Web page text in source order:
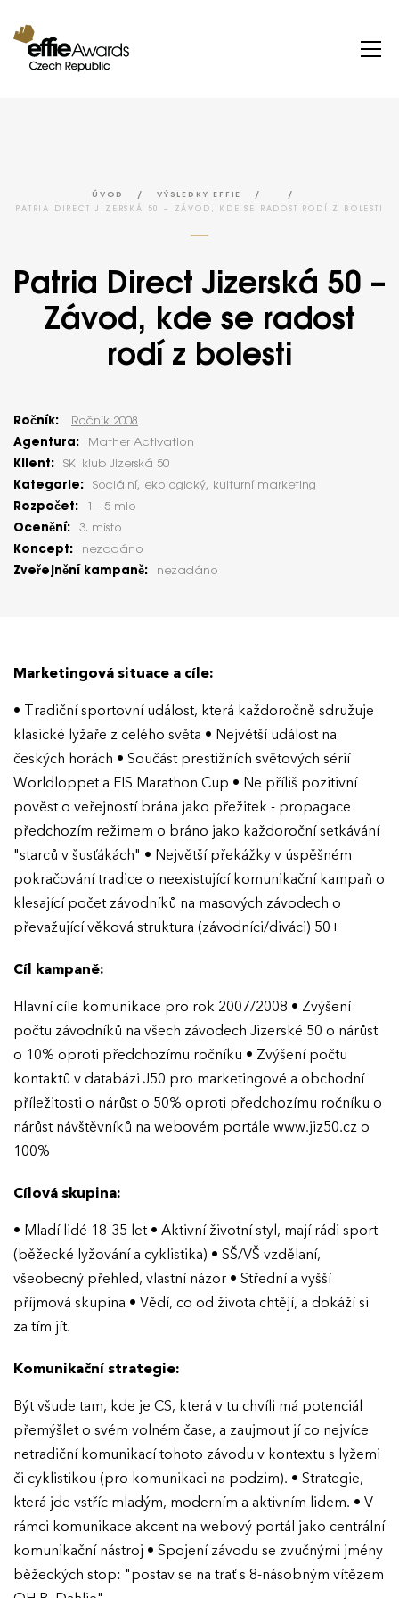
ÚVOD / VÝSLEDKY EFFIE / /
PATRIA DIRECT JIZERSKÁ 50 – ZÁVOD, KDE SE RADOST RODÍ Z BOLESTI
Patria Direct Jizerská 50 –
Závod, kde se radost
rodí z bolesti
Ročník: Ročník 2008
Agentura: Mather Activation
Klient: SKI klub Jizerská 50
Kategorie: Sociální, ekologický, kulturní marketing
Rozpočet: 1 - 5 mio
Ocenění: 3. místo
Koncept: nezadáno
Zveřejnění kampaně: nezadáno
Marketingová situace a cíle:
• Tradiční sportovní událost, která každoročně sdružuje
klasické lyžaře z celého světa • Největší událost na
českých horách • Součást prestižních světových sérií
Worldloppet a FIS Marathon Cup • Ne příliš pozitivní
pověst o veřejností brána jako přežitek - propagace
předchozím režimem o bráno jako každoroční setkávání
"starců v šusťákách" • Největší překážky v úspěšném
pokračování tradice o neexistující komunikační kampaň o
klesající počet závodníků na masových závodech o
převažující věková struktura (závodníci/diváci) 50+
Cíl kampaně:
Hlavní cíle komunikace pro rok 2007/2008 • Zvýšení
počtu závodníků na všech závodech Jizerské 50 o nárůst
o 10% oproti předchozímu ročníku • Zvýšení počtu
kontaktů v databázi J50 pro marketingové a obchodní
příležitosti o nárůst o 50% oproti předchozímu ročníku o
nárůst návštěvníků na webovém portále www.jiz50.cz o
100%
Cílová skupina:
• Mladí lidé 18-35 let • Aktivní životní styl, mají rádi sport
(běžecké lyžování a cyklistika) • SŠ/VŠ vzdělaní,
všeobecný přehled, vlastní názor • Střední a vyšší
příjmová skupina • Vědí, co od života chtějí, a dokáží si
za tím jít.
Komunikační strategie:
Být všude tam, kde je CS, která v tu chvíli má potenciál
přemýšlet o svém volném čase, a zaujmout jí co nejvíce
netradiční komunikací tohoto závodu v kontextu s lyžemi
či cyklistikou (pro komunikaci na podzim). • Strategie,
která jde vstříc mladým, moderním a aktivním lidem. • V
rámci komunikace akcent na webový portál jako centrální
komunikační nástroj • Spojení závodu se zvučnými jmény
běžeckých stop: "postav se na trať s 8-násobným vítězem